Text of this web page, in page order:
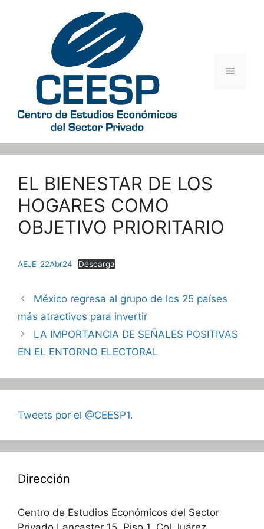
Menú
EL BIENESTAR DE LOS
HOGARES COMO
OBJETIVO PRIORITARIO
AEJE_22Abr24 Descarga
México regresa al grupo de los 25 países
más atractivos para invertir
LA IMPORTANCIA DE SEÑALES POSITIVAS
EN EL ENTORNO ELECTORAL
Tweets por el @CEESP1.
Dirección
Centro de Estudios Económicos del Sector